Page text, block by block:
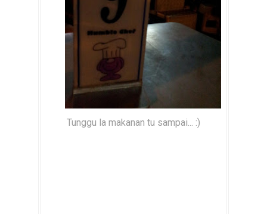
Tunggu la makanan tu sampai... :)